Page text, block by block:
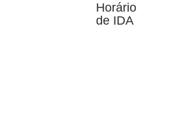
Horário
de IDA